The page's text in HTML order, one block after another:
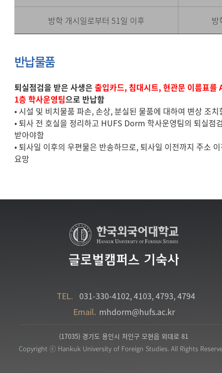
방학 개시일로부터 51일 이후 방
반납물품
퇴실점검을 받은 사생은출입카드, 침대시트, 현관문 이름표를
1층 학사운영팀으로 반납함
• 시설 및 비치물품 파손, 손상, 분실된 물품에 대하여 변상 조치
• 퇴사 전 호실을 정리하고 HUFS Dorm 학사운영팀의 퇴실점
받아야함
• 퇴사일 이후의 우편물은 반송하므로, 퇴사일 이전까지 주소
요망
글로벌캠퍼스 기숙사
TEL. 031-330-4102, 4103, 4793, 4794
Email. mhdorm@hufs.ac.kr
(17035) 경기도 용인시 처인구 모현읍 외대로 81
Copyright ⓒ Hankuk University of Foreign Studies. All Rights